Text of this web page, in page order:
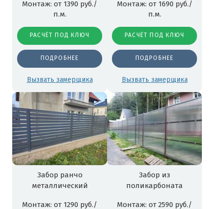
Монтаж: от 1390 руб./
п.м.
РАСЧЁТ ПОД КЛЮЧ
ПОДРОБНЕЕ
Вызвать замерщика
Монтаж: от 1690 руб./
п.м.
РАСЧЁТ ПОД КЛЮЧ
ПОДРОБНЕЕ
Вызвать замерщика
Забор ранчо
металлический
Монтаж: от 1290 руб./
Забор из
поликарбоната
Монтаж: от 2590 руб./